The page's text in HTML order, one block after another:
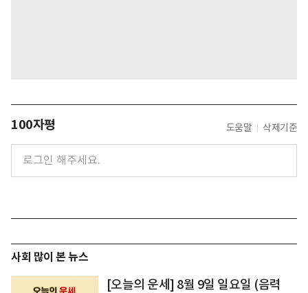
100자평 도움말 삭제기준
사회 많이 본 뉴스
[오늘의 운세] 8월 9일 일요일 (음력